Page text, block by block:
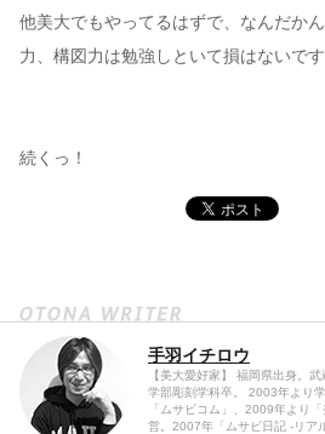
他美大でもやってるはずで、なんだか
力、構図力は勉強しといて損はないです
続くっ！
手羽イチロウ
【美大愛好家】 福岡県出身。
学部彫刻学科卒。 2003年より
「ムサビコム」、2009年より
営。2007年「ムサビ日記 -リア